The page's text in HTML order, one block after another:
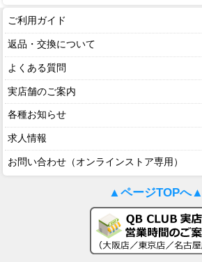
ご利用ガイド
返品・交換について
よくある質問
実店舗のご案内
各種お知らせ
求人情報
お問い合わせ（オンラインストア専用）
▲ページTOPへ▲